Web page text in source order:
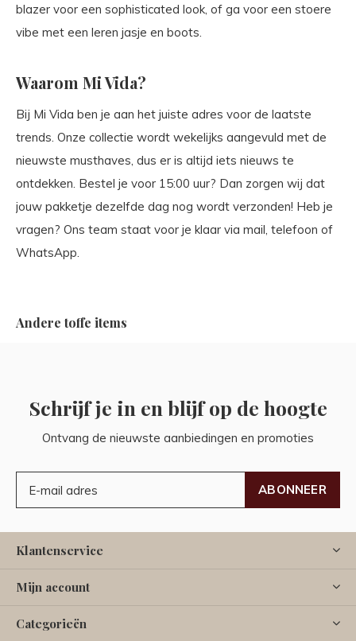
blazer voor een sophisticated look, of ga voor een stoere
vibe met een leren jasje en boots.
Waarom Mi Vida?
Bij Mi Vida ben je aan het juiste adres voor de laatste
trends. Onze collectie wordt wekelijks aangevuld met de
nieuwste musthaves, dus er is altijd iets nieuws te
ontdekken. Bestel je voor 15:00 uur? Dan zorgen wij dat
jouw pakketje dezelfde dag nog wordt verzonden! Heb je
vragen? Ons team staat voor je klaar via mail, telefoon of
WhatsApp.
Andere toffe items
Schrijf je in en blijf op de hoogte
Ontvang de nieuwste aanbiedingen en promoties
ABONNEER
Klantenservice
Mijn account
Categorieën